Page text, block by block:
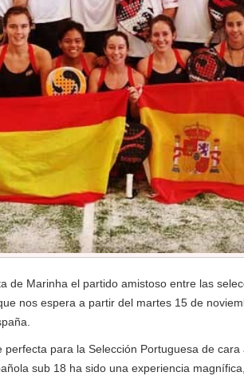
de Marinha el partido amistoso entre las
nos espera a partir del martes 15 de
para la Selección Portuguesa de
sub 18 ha sido una experiencia